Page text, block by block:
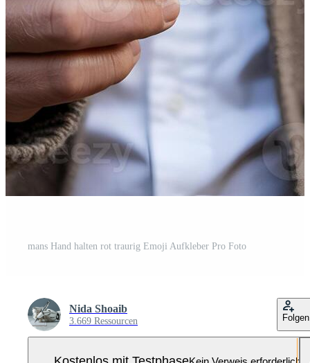
mans Hand halten rot traurig Emoji Aufkleber Pro Foto
Nida Shoaib
3.669 Ressourcen Folgen